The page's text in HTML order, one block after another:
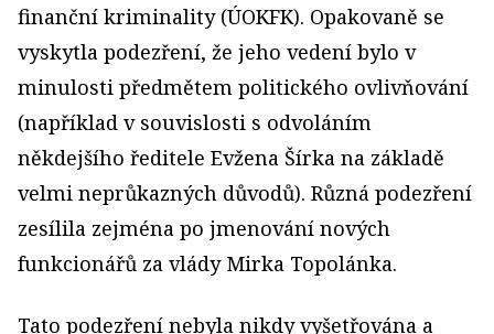
finanční kriminality (ÚOKFK). Opakovaně se
vyskytla podezření, že jeho vedení bylo v
minulosti předmětem politického ovlivňování
(například v souvislosti s odvoláním
někdejšího ředitele Evžena Šírka na základě
velmi neprůkazných důvodů). Různá podezření
zesílila zejména po jmenování nových
funkcionářů za vlády Mirka Topolánka.
Tato podezření nebyla nikdy vyšetřována a